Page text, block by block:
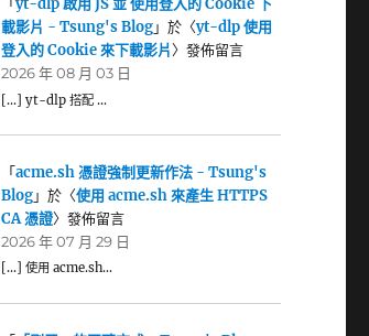
「yt-dlp 啟用 JS 並 使用登入的 Cookie 下
載影片 - Tsung's Blog」於〈yt-dlp 使用
登入的 Cookie 來下載影片〉發佈留言
2026 年 08 月 03 日
[…] yt-dlp 搭配 …
「acme.sh 憑證強制更新作法 - Tsung's
Blog」於〈使用 acme.sh 來產生 HTTPS
CA 憑證〉發佈留言
2026 年 07 月 29 日
[…] 使用 acme.sh…